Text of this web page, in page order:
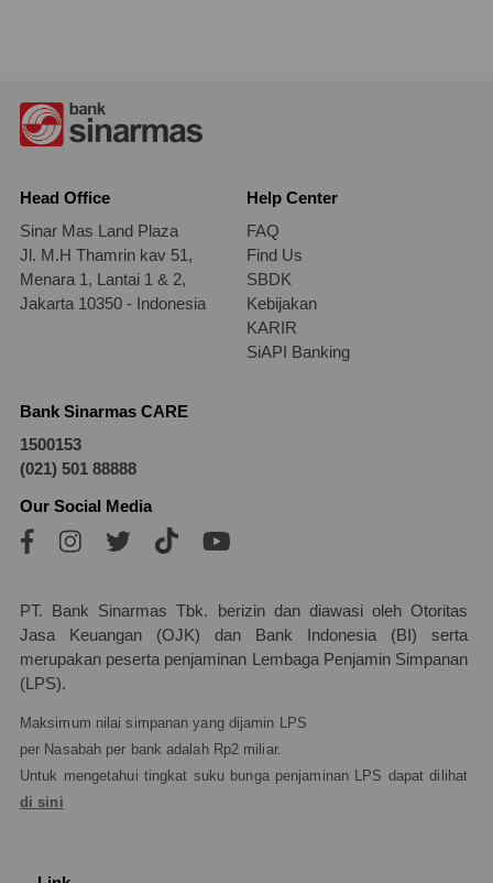
Head Office
Sinar Mas Land Plaza
Jl. M.H Thamrin kav 51,
Menara 1, Lantai 1 & 2,
Jakarta 10350 - Indonesia
Help Center
FAQ
Find Us
SBDK
Kebijakan
KARIR
SiAPI Banking
Bank Sinarmas CARE
1500153
(021) 501 88888
Our Social Media
PT. Bank Sinarmas Tbk. berizin dan diawasi oleh Otoritas
Jasa Keuangan (OJK) dan Bank Indonesia (BI) serta
merupakan peserta penjaminan Lembaga Penjamin Simpanan
(LPS).
Maksimum nilai simpanan yang dijamin LPS
per Nasabah per bank adalah Rp2 miliar.
Untuk mengetahui tingkat suku bunga penjaminan LPS dapat dilihat
di sini